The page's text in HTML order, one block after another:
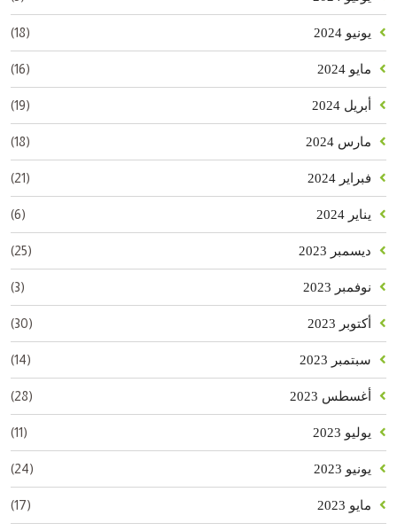
يونيو 2024 (18)
مايو 2024 (16)
أبريل 2024 (19)
مارس 2024 (18)
فبراير 2024 (21)
يناير 2024 (6)
ديسمبر 2023 (25)
نوفمبر 2023 (3)
أكتوبر 2023 (30)
سبتمبر 2023 (14)
أغسطس 2023 (28)
يوليو 2023 (11)
يونيو 2023 (24)
مايو 2023 (17)